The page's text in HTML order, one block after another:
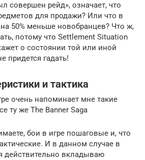
совершен рейд», означает, что
для продажи? Или что в
50% меньше новобранцев? Что ж,
потому что Settlement Situation
о состоянии той или иной
придется гадать!
и тактика
очень напоминает мне такие
ту же The Banner Saga
бои в игре пошаговые и, что
И в данном случае в
действительно вкладываю